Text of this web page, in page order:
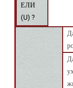
ЕЛИ
(U) ?